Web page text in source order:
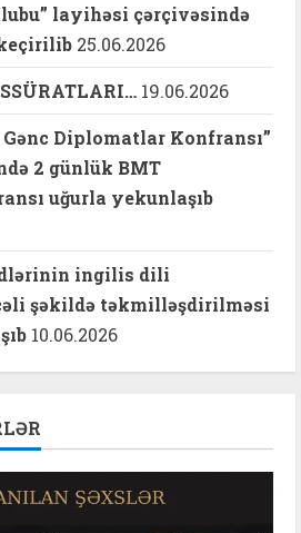
layihəsi çərçivəsində
25.06.2026
19.06.2026
Gənc Diplomatlar Konfransı”
2 günlük BMT
uğurla yekunlaşıb
ingilis dili
şəkildə təkmilləşdirilməsi
10.06.2026